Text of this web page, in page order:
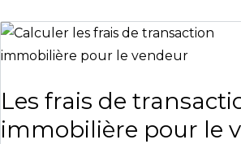
Les frais de
immobilière pour le